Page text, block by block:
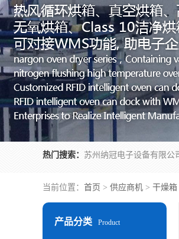
热门搜索：
当前位置： 首页 > 供应商机 > 干燥箱
产品分类 Product